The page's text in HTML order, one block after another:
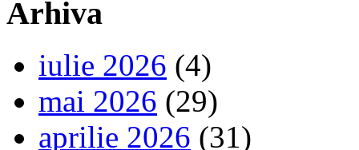
Arhiva
iulie 2026 (4)
mai 2026 (29)
aprilie 2026 (31)